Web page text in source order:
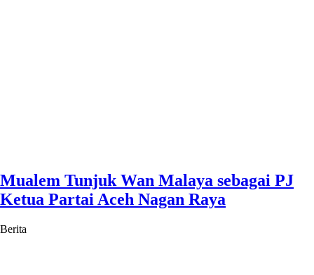
Mualem Tunjuk Wan Malaya sebagai PJ
Ketua Partai Aceh Nagan Raya
Berita